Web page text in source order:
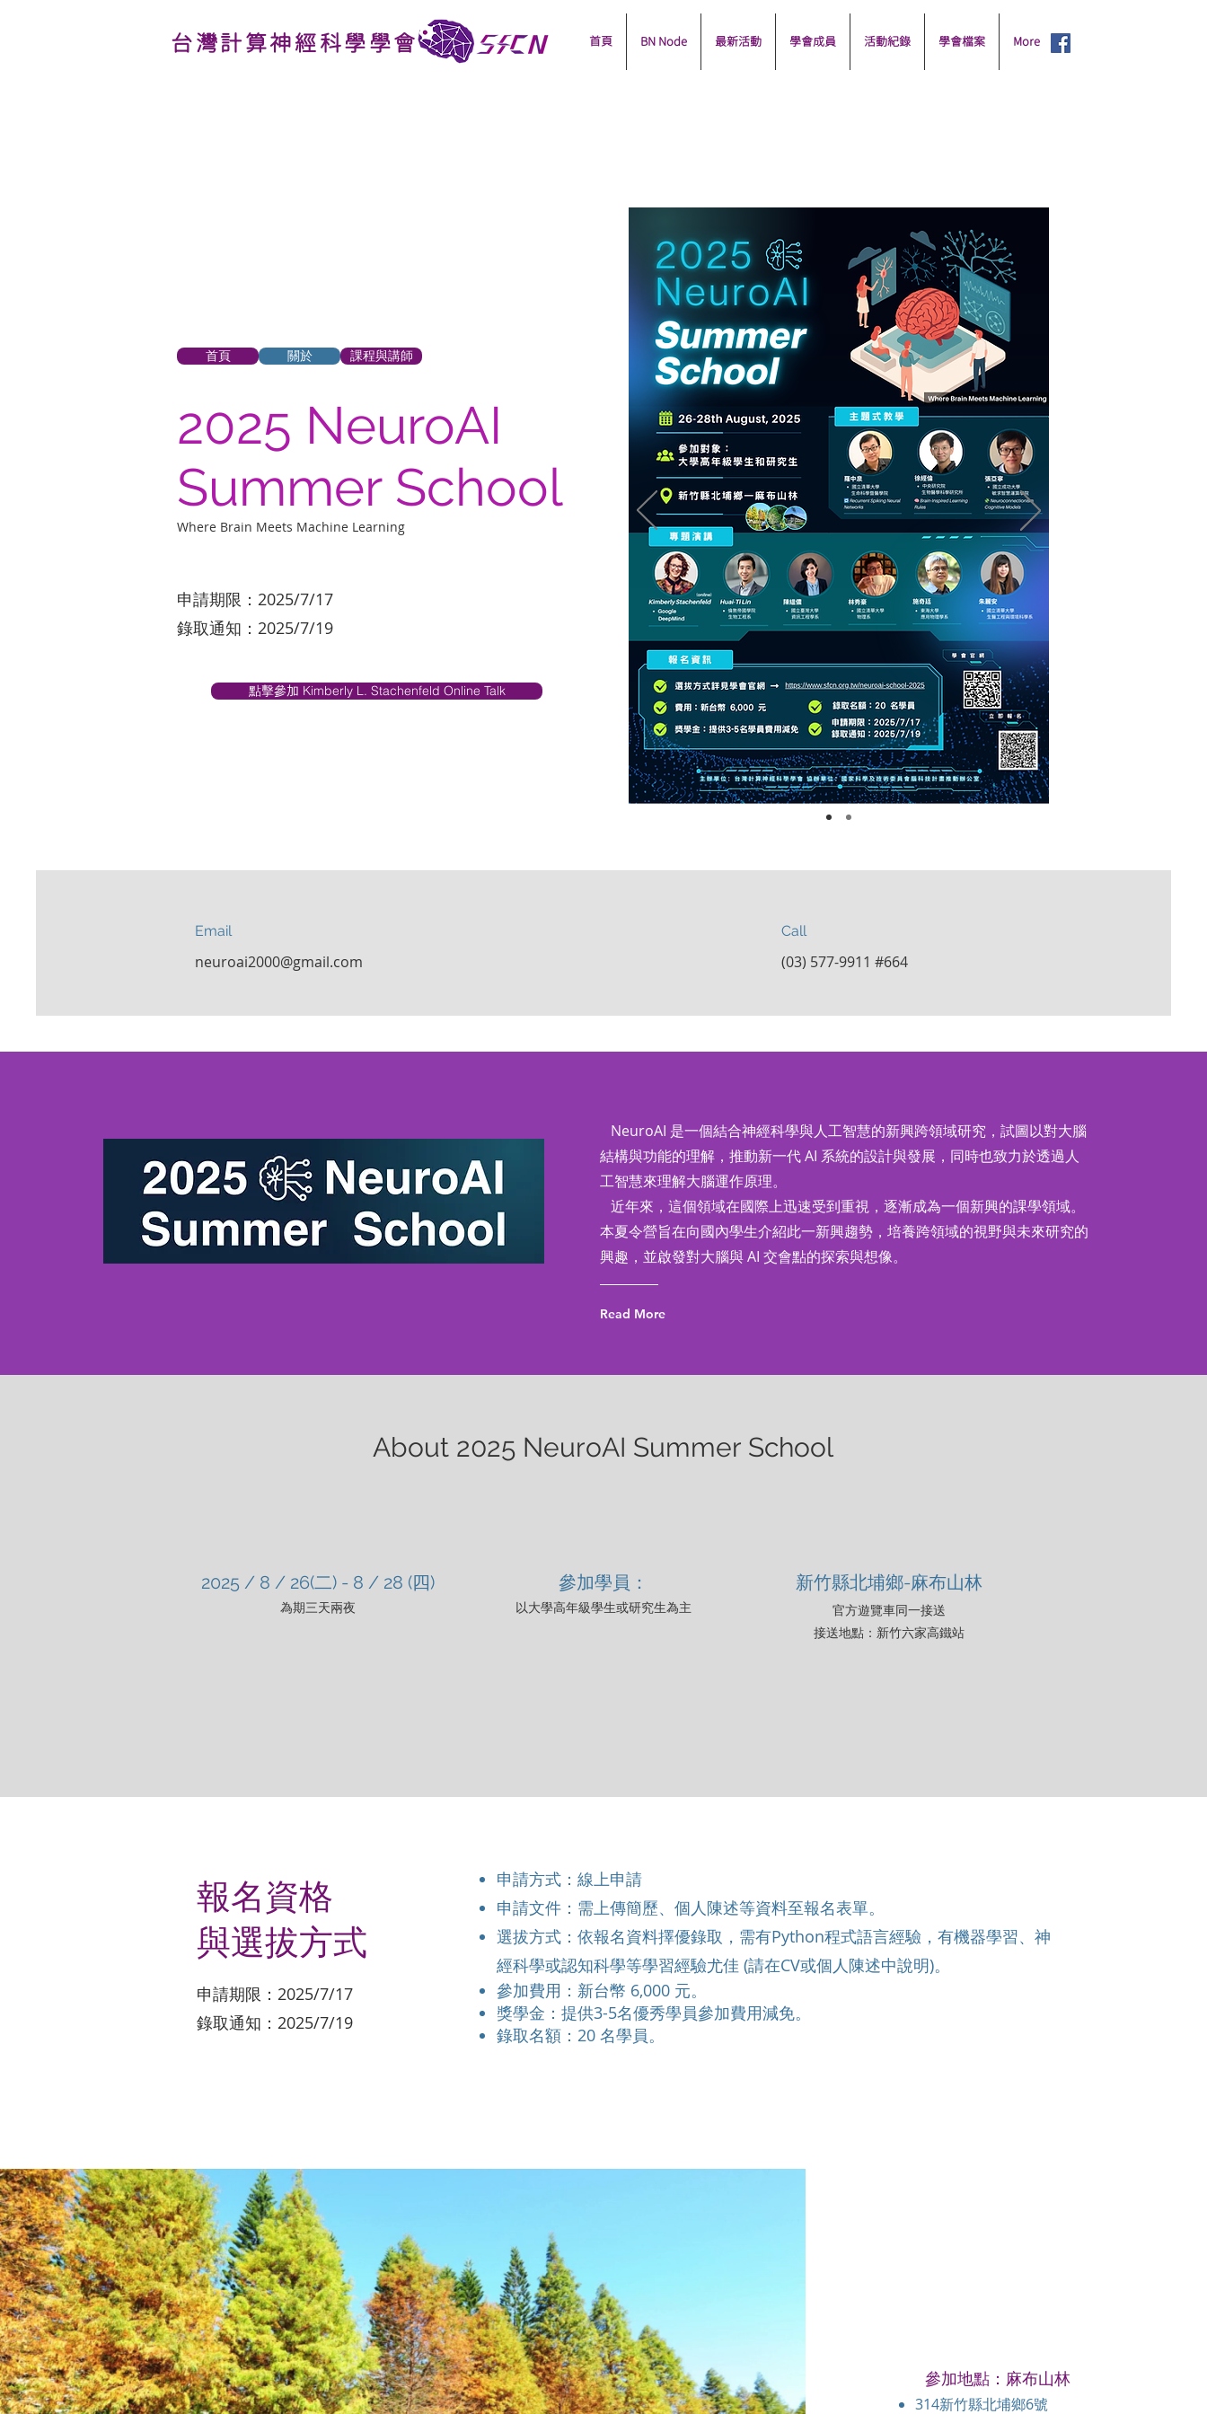
台灣計算神經科學學會 首頁 BN Node 最新活動 學會成員 活動紀錄 學會檔案 More
首頁 關於 課程與講師
2025 NeuroAI
Summer School
Where Brain Meets Machine Learning
申請期限：2025/7/17
錄取通知：2025/7/19
點擊參加 Kimberly L. Stachenfeld Online Talk
Email
neuroai2000@gmail.com
Call
(03) 577-9911 #664
NeuroAI 是一個結合神經科學與人工智慧的新興跨領域研究，試圖以對大腦
結構與功能的理解，推動新一代 AI 系統的設計與發展，同時也致力於透過人
工智慧來理解大腦運作原理。
近年來，這個領域在國際上迅速受到重視，逐漸成為一個新興的課學領域。
本夏令營旨在向國內學生介紹此一新興趨勢，培養跨領域的視野與未來研究的
興趣，並啟發對大腦與 AI 交會點的探索與想像。
Read More
About 2025 NeuroAI Summer School
2025 / 8 / 26(二) - 8 / 28 (四)
為期三天兩夜
參加學員：
以大學高年級學生或研究生為主
新竹縣北埔鄉-麻布山林
官方遊覽車同一接送
​接送地點：新竹六家高鐵站
報名資格
與選拔方式
申請期限：2025/7/17
錄取通知：2025/7/19
申請方式：線上申請
申請文件：需上傳簡歷、個人陳述等資料至報名表單。
​選拔方式：依報名資料擇優錄取，需有Python程式語言經驗，有機器學習、神
經科學或認知科學等學習經驗尤佳 (請在CV或個人陳述中說明)。
參加費用：新台幣 6,000 元。
獎學金：提供3-5名優秀學員參加費用減免。
錄取名額：20 名學員。
參加地點：麻布山林
314新竹縣北埔鄉6號